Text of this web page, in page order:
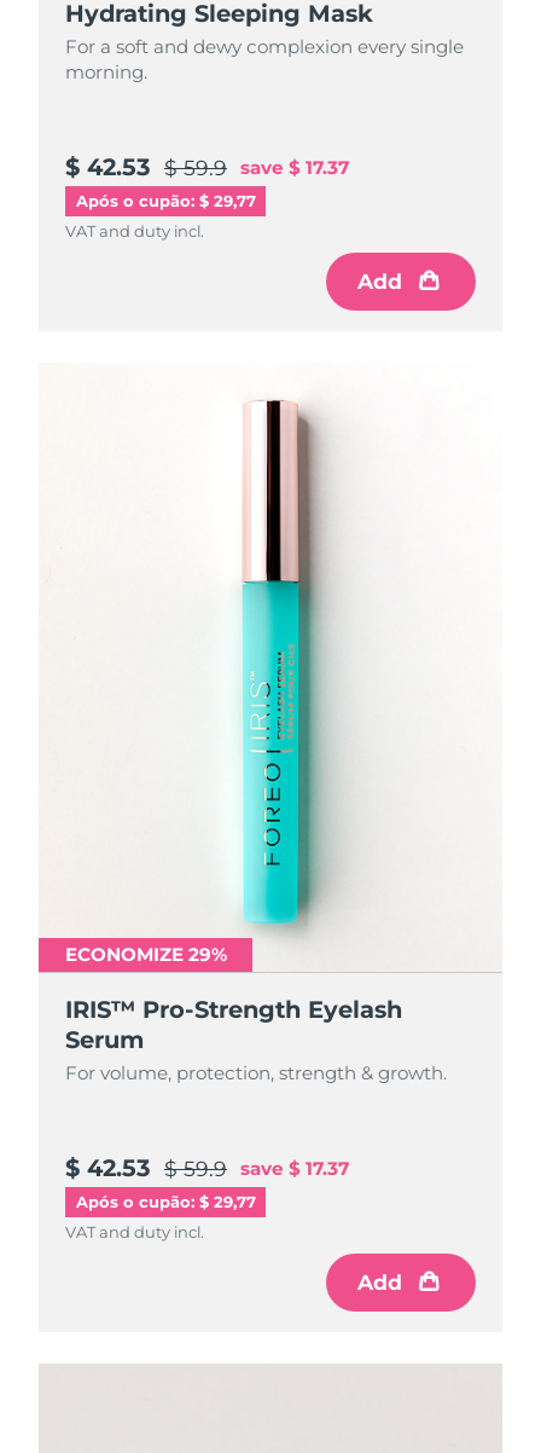
Hydrating Sleeping Mask
For a soft and dewy complexion every single
morning.
$ 42.53 $ 59.9 save $ 17.37
Após o cupão: $ 29,77
VAT and duty incl.
Add
ECONOMIZE 29%
IRIS™ Pro-Strength Eyelash
Serum
For volume, protection, strength & growth.
$ 42.53 $ 59.9 save $ 17.37
Após o cupão: $ 29,77
VAT and duty incl.
Add